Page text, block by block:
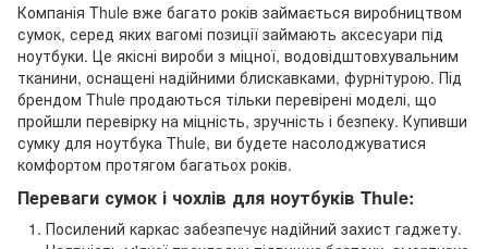
Компанія Thule вже багато років займається виробництвом
сумок, серед яких вагомі позиції займають аксесуари під
ноутбуки. Це якісні вироби з міцної, водовідштовхувальним
тканини, оснащені надійними блискавками, фурнітурою. Під
брендом Thule продаються тільки перевірені моделі, що
пройшли перевірку на міцність, зручність і безпеку. Купивши
сумку для ноутбука Thule, ви будете насолоджуватися
комфортом протягом багатьох років.
Переваги сумок і чохлів для ноутбуків Thule:
Посилений каркас забезпечує надійний захист гаджету.